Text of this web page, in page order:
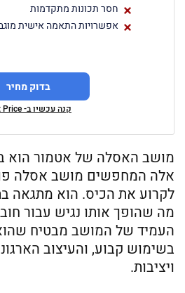
חסר תכונות מתקדמות
אפשרויות התאמה אישית
בדוק מחיר
קנה עכשיו ב- Last Price
מושב האסלה של אטמור הוא
אלה המחפשים מושב אסלה
לקרוע את הכיס. הוא מתגאה
העמיד של המושב מבטיח
בשימוש קבוע, והעיצוב
ויציבות.